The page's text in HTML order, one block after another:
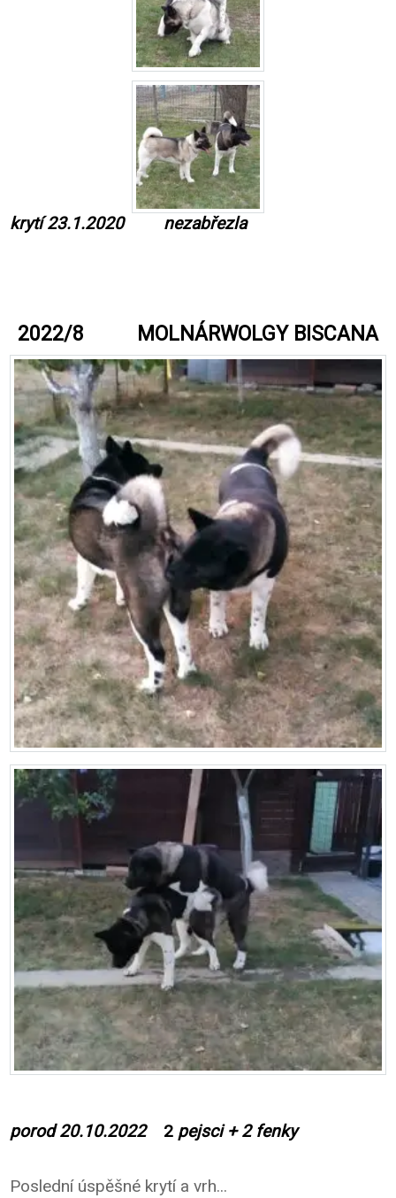
krytí 23.1.2020 nezabřezla
2022/8 MOLNÁRWOLGY BISCANA
porod 20.10.20222 pejsci + 2 fenky
Poslední úspěšné krytí a vrh...